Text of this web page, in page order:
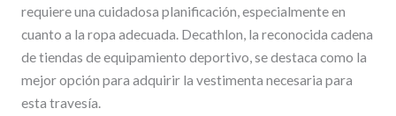
requiere una cuidadosa planificación, especialmente en
cuanto a la ropa adecuada. Decathlon, la reconocida cadena
de tiendas de equipamiento deportivo, se destaca como la
mejor opción para adquirir la vestimenta necesaria para
esta travesía.